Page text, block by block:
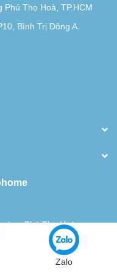
Thọ Hoà, TP.HCM
Bình Trị Đông A.
Phú Thọ Hoà,
Phố 10, Bình Hưng
Zalo